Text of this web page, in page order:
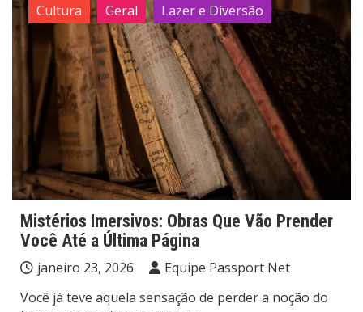
Cultura Geral Lazer e Diversão
Mistérios Imersivos: Obras Que Vão Prender
Você Até a Última Página
janeiro 23, 2026
Equipe Passport Net
Você já teve aquela sensação de perder a noção do